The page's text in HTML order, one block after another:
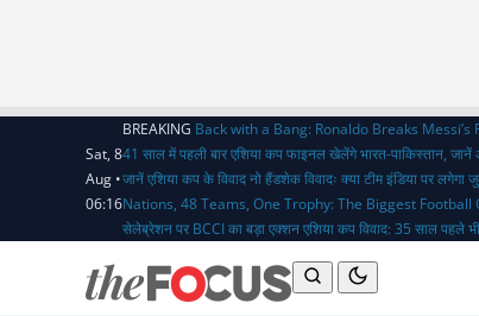
Sat, 8
Aug •
06:16
BREAKING Back with a Bang: Ronaldo Breaks
41 साल में पहली बार एशिया कप फाइनल खेलेंगे भारत-पाकिस्तान,
जानें एशिया कप के विवादनो हैंडशेक विवादः क्या टीम इंडिया पर लगेगा
Nations, 48 Teams, One Trophy: The Biggest
सेलेब्रेशन पर BCCI का बड़ा एक्शनएशिया कप विवाद: 35 साल पहले